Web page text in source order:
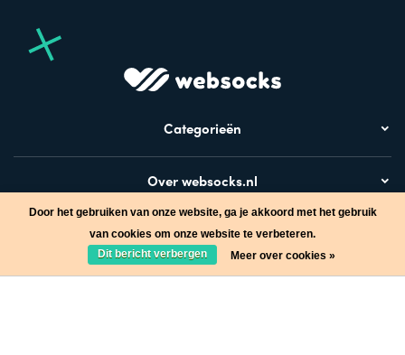
Categorieën
Over websocks.nl
Bezoek ook
Door het gebruiken van onze website, ga je akkoord met het gebruik
van cookies om onze website te verbeteren.
Dit bericht verbergen
Meer over cookies »